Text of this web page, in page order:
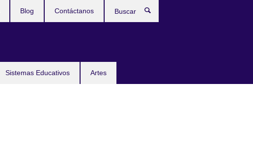
Sistemas Educativos Artes
Blog Contáctanos